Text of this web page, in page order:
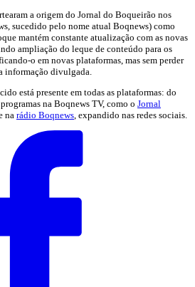
a origem do Jornal do Boqueirão nos
sucedido pelo nome atual Boqnews) como
mantém constante atualização com as novas
ampliação do leque de conteúdo para os
o em novas plataformas, mas sem perder
informação divulgada.
está presente em todas as plataformas: do
na Boqnews TV, como o Jornal
e na rádio Boqnews , expandido nas redes sociais.